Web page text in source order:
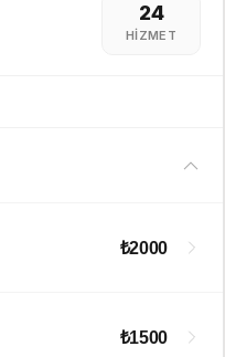
24
HIZMET
₺2000
₺1500